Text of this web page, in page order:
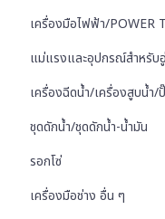
เครื่องมือไฟฟ้า/POWER
แม่แรงและอุปกรณ์สำหรับ
เครื่องฉีดน้ำ/เครื่องสูบน้ำ/
ชุดดักน้ำ/ชุดดักน้ำ-น้ำมัน
รอกโซ่
เครื่องมือช่าง อื่น ๆ